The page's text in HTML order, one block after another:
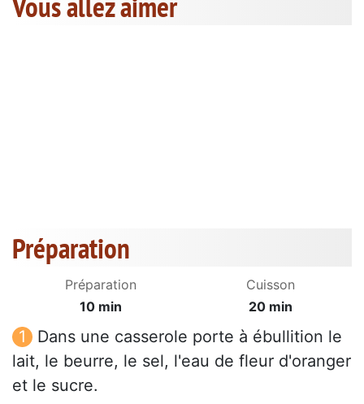
Préparation
Préparation
10 min
Cuisson
20 min
Dans une casserole porte à ébullition le
lait, le beurre, le sel, l'eau de fleur d'oranger
et le sucre.